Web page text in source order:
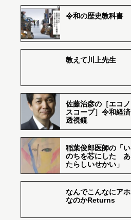
令和の歴史教科書
教えて川上先生
佐藤治彦の［エコノ
スコープ］令和経済
透視鏡
稲葉俊郎医師の「い
のちを芯にした あ
たらしいせかい」
なんでこんなにアホ
なのかReturns